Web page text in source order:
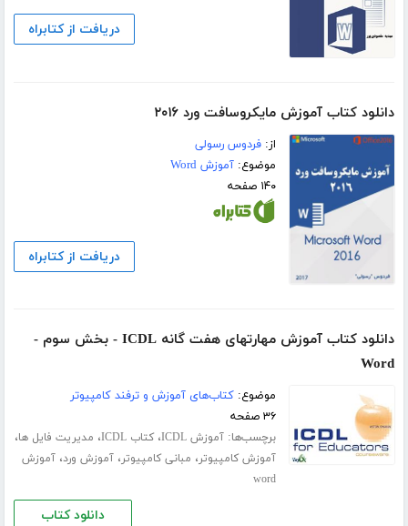
دریافت از کتابراه
دانلود کتاب آموزش مایکروسافت ورد ۲۰۱۶
از:فردوس رسولی
موضوع:آموزش Word
۱۴۰ صفحه
دریافت از کتابراه
دانلود کتاب آموزش مهارتهای هفت گانه ICDL - بخش سوم -
Word
موضوع:کتاب‌های آموزش و ترفند کامپیوتر
۳۶ صفحه
برچسب‌ها:آموزش ICDL ،کتاب ICDL ، مدیریت فایل ها،
آموزش کامپیوتر، مبانی کامپیوتر،آموزش ورد،آموزش
word
دانلود کتاب